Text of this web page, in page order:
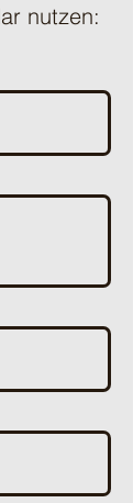
nutzen: